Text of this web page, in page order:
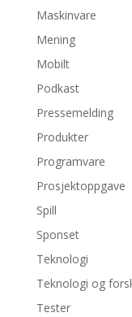
Maskinvare
Mening
Mobilt
Podkast
Pressemelding
Produkter
Programvare
Prosjektoppgave
Spill
Sponset
Teknologi
Teknologi og
Tester